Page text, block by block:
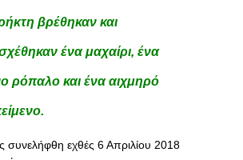
βρέθηκαν και
ένα μαχαίρι, ένα
ρόπαλο και ένα αιχμηρό
συνελήφθη εχθές 6 Απριλίου 2018